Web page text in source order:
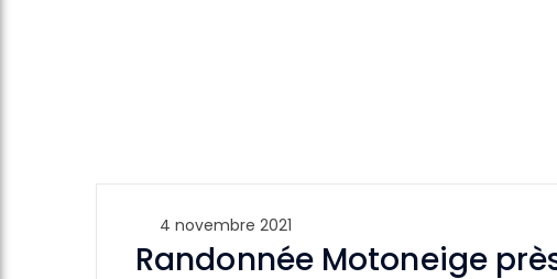
4 novembre 2021
Randonnée Motoneige